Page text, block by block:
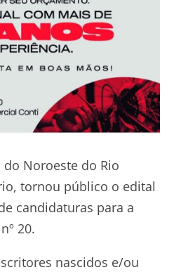
do Noroeste do Rio
tornou público o edital
candidaturas para a
20.
nascidos e/ou